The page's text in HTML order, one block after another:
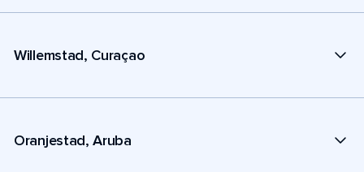
Willemstad, Curaçao
Oranjestad, Aruba